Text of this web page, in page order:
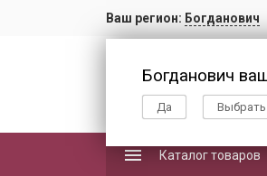
Ваш регион: Богданович
Богданович
Да Выбрать
Каталог товаров